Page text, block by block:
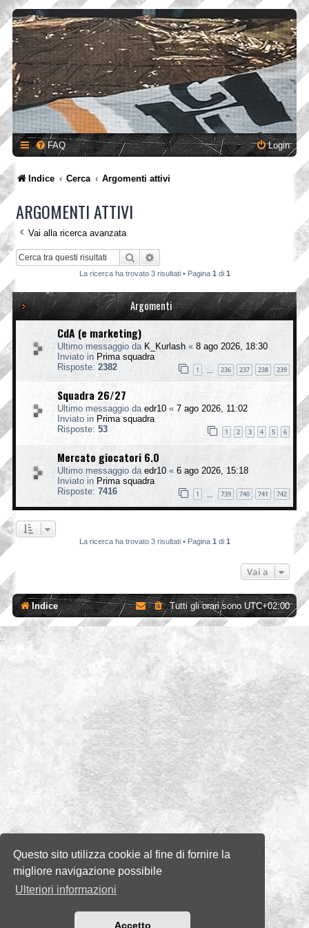
Questo sito utilizza cookie al fine di fornire la
migliore navigazione possibile
Ulteriori informazioni
Accetto
FAQ Login
Indice Cerca Argomenti attivi
ARGOMENTI ATTIVI
Vai alla ricerca avanzata
Cerca
La ricerca ha trovato 3 risultati • Pagina 1 di 1
Argomenti
CdA (e marketing)
Ultimo messaggio da K_Kurlash « 8 ago 2026, 18:30
Inviato in Prima squadra
Risposte: 2382 1 236 237 238 239
Squadra 26/27
Ultimo messaggio da edr10 « 7 ago 2026, 11:02
Inviato in Prima squadra
Risposte: 53 1 2 3 4 5 6
Mercato giocatori 6.0
Ultimo messaggio da edr10 « 6 ago 2026, 15:18
Inviato in Prima squadra
Risposte: 7416 1 739 740 741 742
La ricerca ha trovato 3 risultati • Pagina 1 di 1
Vai a
Indice Tutti gli orari sonoUTC+02:00